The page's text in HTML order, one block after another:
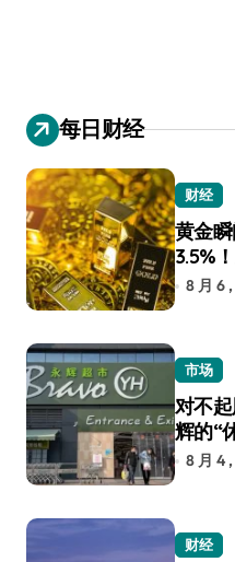
每日财经
财经
黄金
3.5%
8 月 6
市场
对不
辉的“
8 月 4
财经